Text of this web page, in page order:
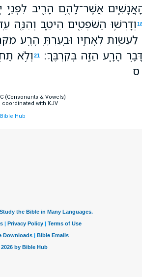
אֲשֶׁר־לָהֶ֥ם הָרִ֖יב
וְדָרְשׁ֥וּ הַשֹּׁפְטִ֖ים הֵיטֵ֑ב וְהִנֵּ֤ה
לְאָחִ֑יו וּבִֽעַרְתָּ֥ הָרָ֖ע
הָרָ֛ע הַזֶּ֖ה בְּקִרְבֶּֽךָ׃
21 וְלֹ֥א
ס
(Consonants & Vowels)
coordinated with KJV
Bible Hub